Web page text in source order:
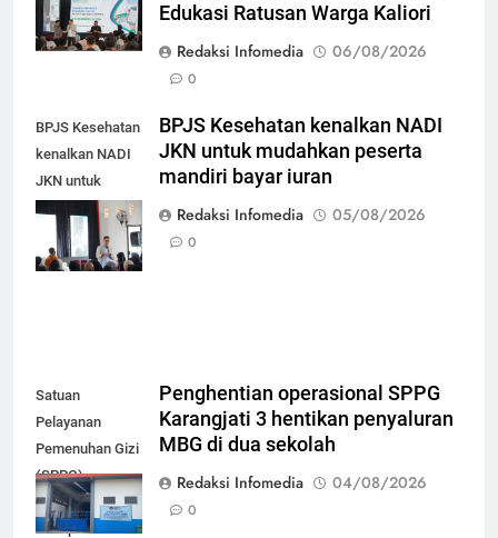
Edukasi Ratusan Warga Kaliori
Redaksi Infomedia
06/08/2026
0
BPJS Kesehatan
kenalkan NADI
JKN untuk
mudahkan
peserta mandiri
bayar iuran
BPJS Kesehatan kenalkan NADI
JKN untuk mudahkan peserta
mandiri bayar iuran
Redaksi Infomedia
05/08/2026
0
Satuan
Pelayanan
Pemenuhan Gizi
(SPPG)
Karangjati 3 di
Kabupaten Blora
Penghentian operasional SPPG
Karangjati 3 hentikan penyaluran
MBG di dua sekolah
Redaksi Infomedia
04/08/2026
0